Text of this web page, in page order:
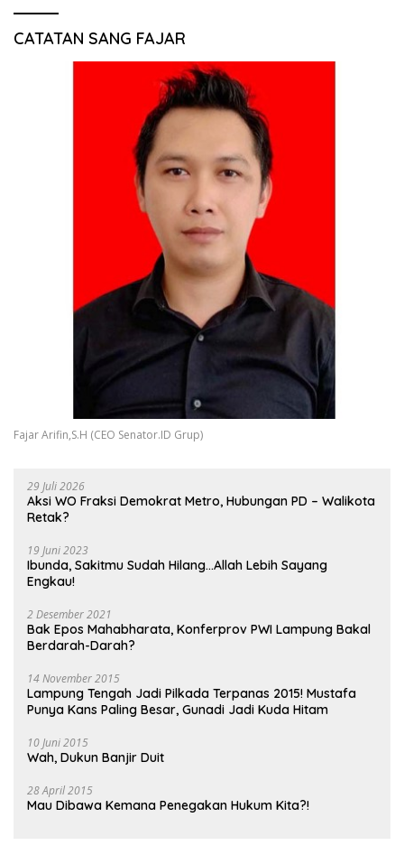
CATATAN SANG FAJAR
Fajar Arifin,S.H (CEO Senator.ID Grup)
29 Juli 2026
Aksi WO Fraksi Demokrat Metro, Hubungan PD – Walikota
Retak?
19 Juni 2023
Ibunda, Sakitmu Sudah Hilang…Allah Lebih Sayang
Engkau!
2 Desember 2021
Bak Epos Mahabharata, Konferprov PWI Lampung Bakal
Berdarah-Darah?
14 November 2015
Lampung Tengah Jadi Pilkada Terpanas 2015! Mustafa
Punya Kans Paling Besar, Gunadi Jadi Kuda Hitam
10 Juni 2015
Wah, Dukun Banjir Duit
28 April 2015
Mau Dibawa Kemana Penegakan Hukum Kita?!